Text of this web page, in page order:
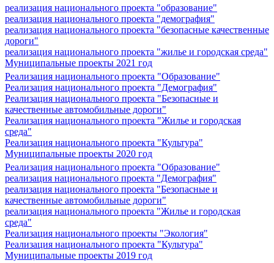
реализация национального проекта "образование"
реализация национального проекта "демография"
реализация национального проекта "безопасные качественные
дороги"
реализация национального проекта "жилье и городская среда"
Муниципальные проекты 2021 год
Реализация национального проекта "Образование"
Реализация национального проекта "Демография"
Реализация национального проекта "Безопасные и
качественные автомобильные дороги"
Реализация национального проекта "Жилье и городская
среда"
Реализация национального проекта "Культура"
Муниципальные проекты 2020 год
Реализация национального проекта "Образование"
реализация национального проекта "Демография"
реализация национального проекта "Безопасные и
качественные автомобильные дороги"
реализация национального проекта "Жилье и городская
среда"
Реализация национального проекты "Экология"
Реализация национального проекта "Культура"
Муниципальные проекты 2019 год